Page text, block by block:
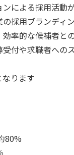
による採用活動
採用ブランディ
率的な候補者と
付や求職者への
ります
80%